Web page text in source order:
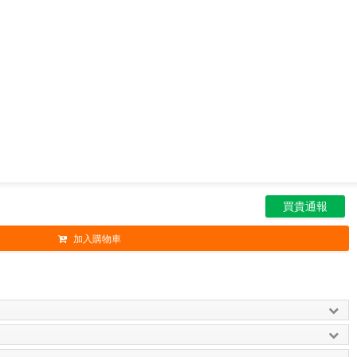
買貴通報
加入購物車